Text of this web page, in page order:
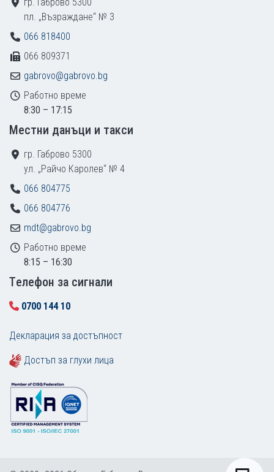
пл. „Възраждане“ № 3
066 818400
066 809371
gabrovo@gabrovo.bg
Работно време
8:30 – 17:15
Местни данъци и такси
гр. Габрово 5300
ул. „Райчо Каролев“ № 4
066 804775
066 804776
mdt@gabrovo.bg
Работно време
8:15 – 16:30
Tелефон за сигнали
0700 144 10
Декларация за достъпност
Достъп за глухи лица